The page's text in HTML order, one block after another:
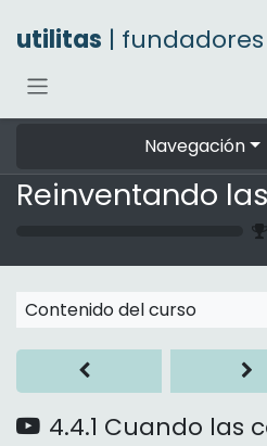
utilitas |
Navegación
Contenido del curso
4.4.1 Cuando las